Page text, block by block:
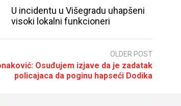
U incidentu u Višegradu uhapšeni
visoki lokalni funkcioneri
OLDER POST
Osuđujem izjave da je zadatak
policajaca da poginu hapseći Dodika